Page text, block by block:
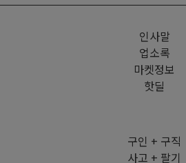
인사말
업소록
마켓정보
핫딜
구인 + 구직
사고 + 팔기